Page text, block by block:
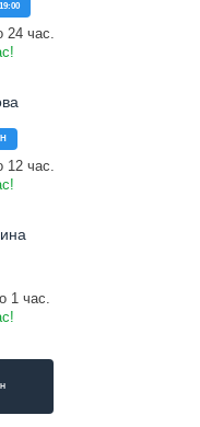
24 час.
12 час.
1 час.